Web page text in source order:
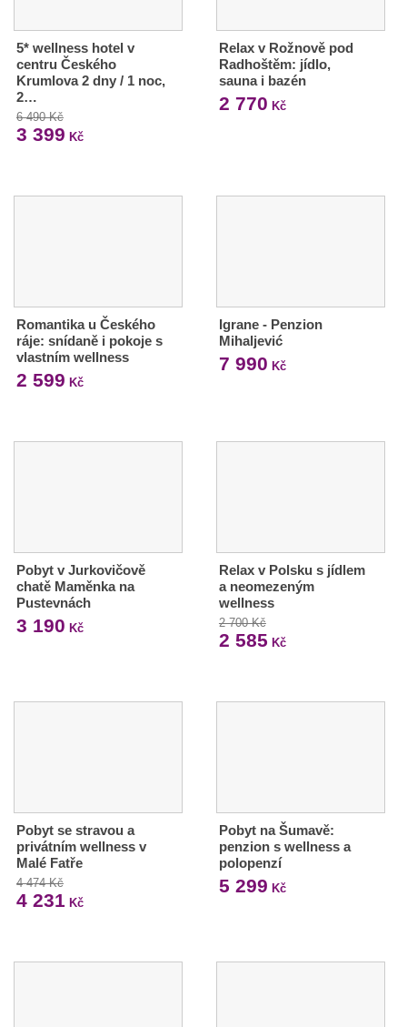
5* wellness hotel v
centru Českého
Krumlova 2 dny / 1 noc,
2…
6 490 Kč
3 399 Kč
Relax v Rožnově pod
Radhoštěm: jídlo,
sauna i bazén
2 770 Kč
Romantika u Českého
ráje: snídaně i pokoje s
vlastním wellness
2 599 Kč
Igrane - Penzion
Mihaljević
7 990 Kč
Pobyt v Jurkovičově
chatě Maměnka na
Pustevnách
3 190 Kč
Relax v Polsku s jídlem
a neomezeným
wellness
2 700 Kč
2 585 Kč
Pobyt se stravou a
privátním wellness v
Malé Fatře
4 474 Kč
4 231 Kč
Pobyt na Šumavě:
penzion s wellness a
polopenzí
5 299 Kč